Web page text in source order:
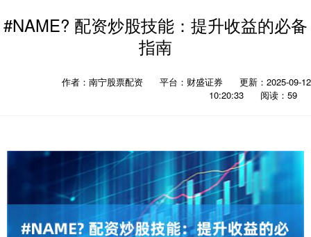
#NAME? 配资炒股技能：提升收益的必备
指南
作者：南宁股票配资 平台：财盛证券
更新：2025-09-12
10:20:33
阅读：59